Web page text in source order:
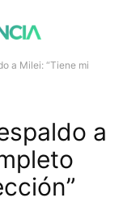
a Milei: “Tiene mi
a